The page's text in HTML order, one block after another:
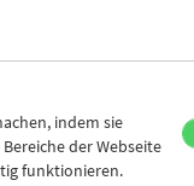
indem sie
der Webseite
funktionieren.